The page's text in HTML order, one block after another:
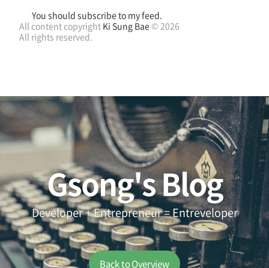
You should subscribe to my feed.
All content copyright Ki Sung Bae© 2026
All rights reserved.
Gsong's Blog
Developer + Entrepreneur = Entreveloper
Back to Overview